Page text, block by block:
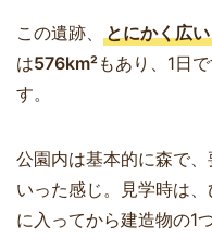
この遺跡、 とにかく広い
は576km²もあり、1日
す。
公園内は基本的に森で
いった感じ。見学時は
に入ってから建造物の1